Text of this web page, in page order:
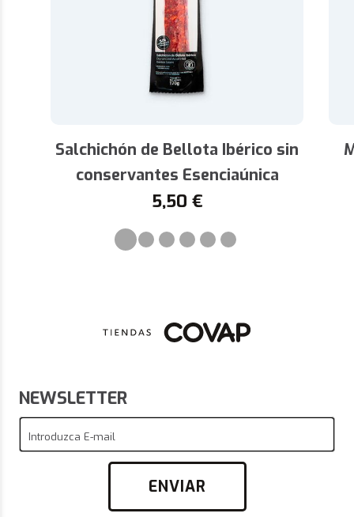
Salchichón de Bellota Ibérico sin
conservantes Esenciaúnica
5,50 €
NEWSLETTER
Introduzca E-mail
ENVIAR